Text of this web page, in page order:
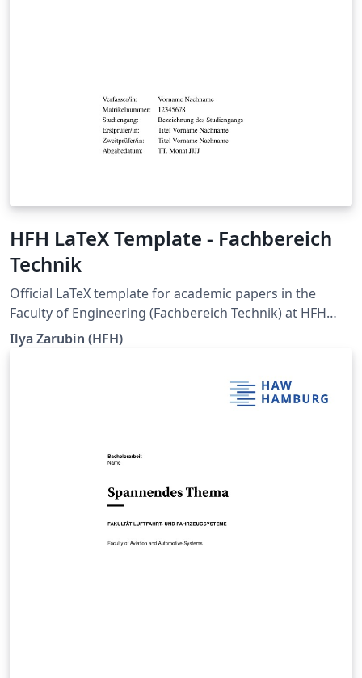
HFH LaTeX Template - Fachbereich
Technik
Official LaTeX template for academic papers in the
Faculty of Engineering (Fachbereich Technik) at HFH
Hamburger Fern-Hochschule. It is intended for seminar
papers, term papers, bachelor's theses, and master's
requirements of HFH Hamburger Fern-Hochschule,
appendices to the degree-program module handbooks
in the HFH WebCampus (HFH login required):
https://campus.hamburger-fh.de/material/bug-
material/fb-technik Public HFH information about the
Faculty of Engineering: https://www.hfh-
Ilya Zarubin (HFH)